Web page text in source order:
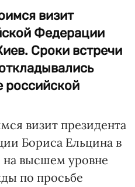
визит
Федерации
Сроки встречи
российской
визит президента
Бориса Ельцина в
на высшем уровне
по просьбе